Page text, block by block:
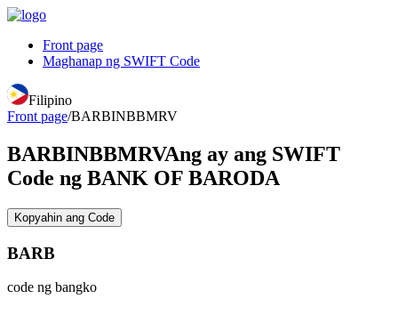
Front page
Maghanap ng SWIFT Code
Filipino
Front page/BARBINBBMRV
BARBINBBMRVAng ay ang SWIFT
Code ng BANK OF BARODA
Kopyahin ang Code
BARB
code ng bangko